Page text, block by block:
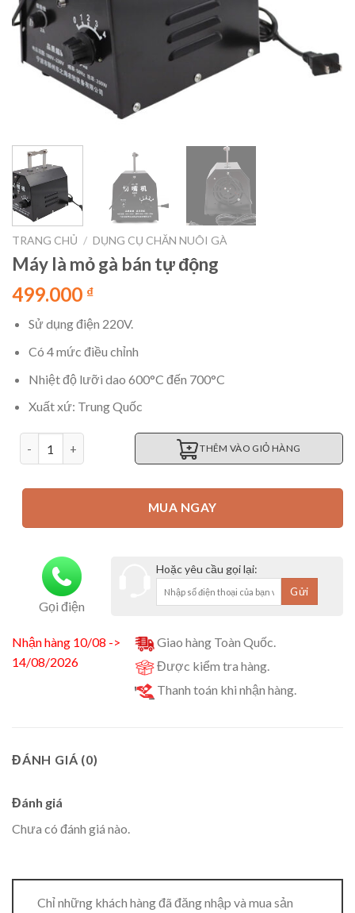
TRANG CHỦ / DỤNG CỤ CHĂN NUÔI GÀ
Máy là mỏ gà bán tự động
499.000 ₫
Sử dụng điện 220V.
Có 4 mức điều chỉnh
Nhiệt độ lưỡi dao 600°C đến 700°C
Xuất xứ: Trung Quốc
Máy là mỏ gà bán tự động số lượng
THÊM VÀO GIỎ HÀNG
MUA NGAY
Gọi điện
Hoặc yêu cầu gọi lại:
Nhận hàng 10/08 ->
14/08/2026
Giao hàng Toàn Quốc.
Được kiểm tra hàng.
Thanh toán khi nhận hàng.
ĐÁNH GIÁ (0)
Đánh giá
Chưa có đánh giá nào.
Chỉ những khách hàng đã đăng nhập và mua sản